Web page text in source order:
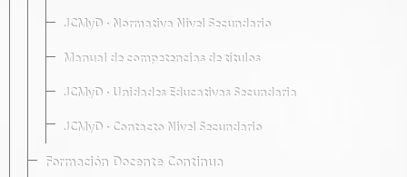
JCMyD · Normativa Nivel Secundario
Manual de competencias de títulos
JCMyD · Unidades Educativas Secundaria
JCMyD · Contacto Nivel Secundario
Formación Docente Continua